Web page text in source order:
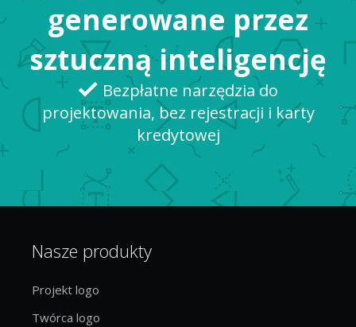
generowane przez
sztuczną inteligencję
Bezpłatne narzędzia do
projektowania, bez rejestracji i karty
kredytowej
Nasze produkty
Projekt logo
Twórca logo